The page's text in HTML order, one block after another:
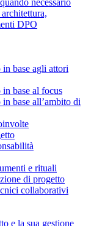
necessario
DPO
base agli attori
base al focus
base all’ambito di
e rituali
di progetto
collaborativi
e la sua gestione